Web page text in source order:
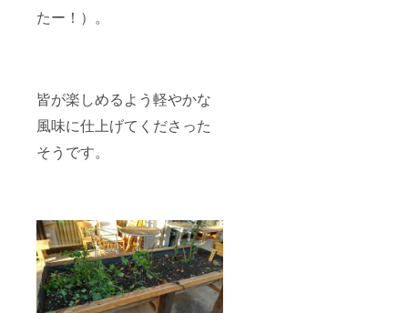
たー！）。
皆が楽しめるよう軽やかな
風味に仕上げてくださった
そうです。